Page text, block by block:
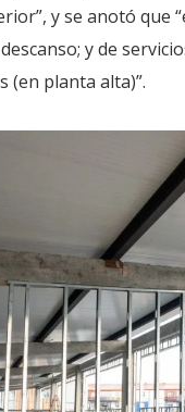
y se anotó que
y de
(en planta alta)”.